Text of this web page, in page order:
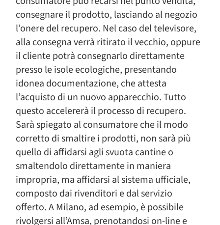
consegnare il prodotto, lasciando al negozio
l’onere del recupero. Nel caso del televisore,
alla consegna verrà ritirato il vecchio, oppure
il cliente potrà consegnarlo direttamente
presso le isole ecologiche, presentando
idonea documentazione, che attesta
l’acquisto di un nuovo apparecchio. Tutto
questo accelererà il processo di recupero.
Sarà spiegato al consumatore che il modo
corretto di smaltire i prodotti, non sarà più
quello di affidarsi agli svuota cantine o
smaltendolo direttamente in maniera
impropria, ma affidarsi al sistema ufficiale,
composto dai rivenditori e dal servizio
offerto. A Milano, ad esempio, è possibile
rivolgersi all’Amsa, prenotandosi on-line e